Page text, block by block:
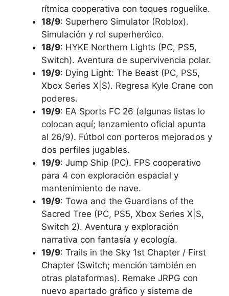
rítmica cooperativa con toques roguelike.
18/9: Superhero Simulator (Roblox).
Simulación y rol superheróico.
18/9: HYKE Northern Lights (PC, PS5,
Switch). Aventura de supervivencia polar.
19/9: Dying Light: The Beast (PC, PS5,
Xbox Series X|S). Regresa Kyle Crane con
poderes.
19/9: EA Sports FC 26 (algunas listas lo
colocan aquí; lanzamiento oficial apunta
al 26/9). Fútbol con porteros mejorados y
dos perfiles jugables.
19/9: Jump Ship (PC). FPS cooperativo
para 4 con exploración espacial y
mantenimiento de nave.
19/9: Towa and the Guardians of the
Sacred Tree (PC, PS5, Xbox Series X|S,
Switch 2). Aventura y exploración
narrativa con fantasía y ecología.
19/9: Trails in the Sky 1st Chapter / First
Chapter (Switch; mención también en
otras plataformas). Remake JRPG con
nuevo apartado gráfico y sistema de